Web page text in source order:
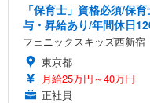
「保育士」資格必須/保
与・昇給あり/年間休日
フェニックスキッズ西新宿
東京都
月給25万円～40万円
正社員